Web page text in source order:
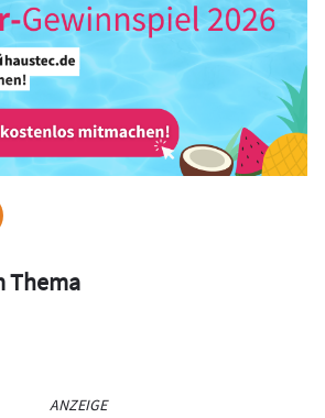
Thema
ANZEIGE